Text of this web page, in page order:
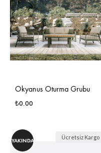
Okyanus Oturma Grubu
₺0.00
YAKINDA Ücretsiz Kargo